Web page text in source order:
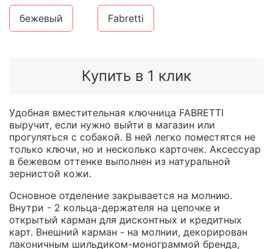
Купить в 1 клик
бежевый Fabretti
Удобная вместительная ключница FABRETTI
выручит, если нужно выйти в магазин или
прогуляться с собакой. В ней легко поместятся не
только ключи, но и несколько карточек. Аксессуар
в бежевом оттенке выполнен из натуральной
зернистой кожи.
Основное отделение закрывается на молнию.
Внутри - 2 кольца-держателя на цепочке и
открытый карман для дисконтных и кредитных
карт. Внешний карман - на молнии, декорирован
лаконичным шильдиком-монограммой бренда,